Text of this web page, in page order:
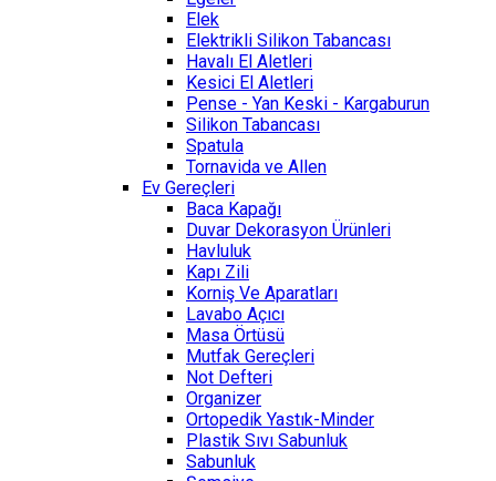
Elek
Elektrikli Silikon Tabancası
Havalı El Aletleri
Kesici El Aletleri
Pense - Yan Keski - Kargaburun
Silikon Tabancası
Spatula
Tornavida ve Allen
Ev Gereçleri
Baca Kapağı
Duvar Dekorasyon Ürünleri
Havluluk
Kapı Zili
Korniş Ve Aparatları
Lavabo Açıcı
Masa Örtüsü
Mutfak Gereçleri
Not Defteri
Organizer
Ortopedik Yastık-Minder
Plastik Sıvı Sabunluk
Sabunluk